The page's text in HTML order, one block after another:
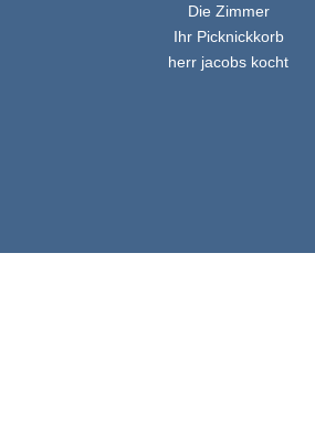
Die Zimmer
Ihr Picknickkorb
herr jacobs kocht